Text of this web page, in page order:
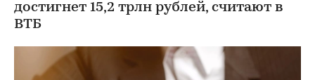
достигнет 15,2 трлн рублей, считают в
ВТБ